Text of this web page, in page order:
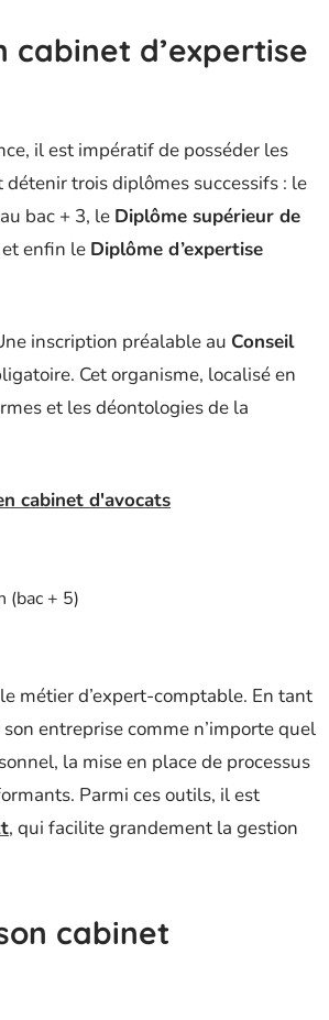
cabinet d’expertise
il est impératif de posséder les
trois diplômes successifs : le
bac + 3, le Diplôme supérieur de
enfin le Diplôme d’expertise
inscription préalable au Conseil
Cet organisme, localisé en
et les déontologies de la
cabinet d'avocats
(bac + 5)
métier d’expert-comptable. En tant
entreprise comme n’importe quel
la mise en place de processus
Parmi ces outils, il est
, qui facilite grandement la gestion
cabinet